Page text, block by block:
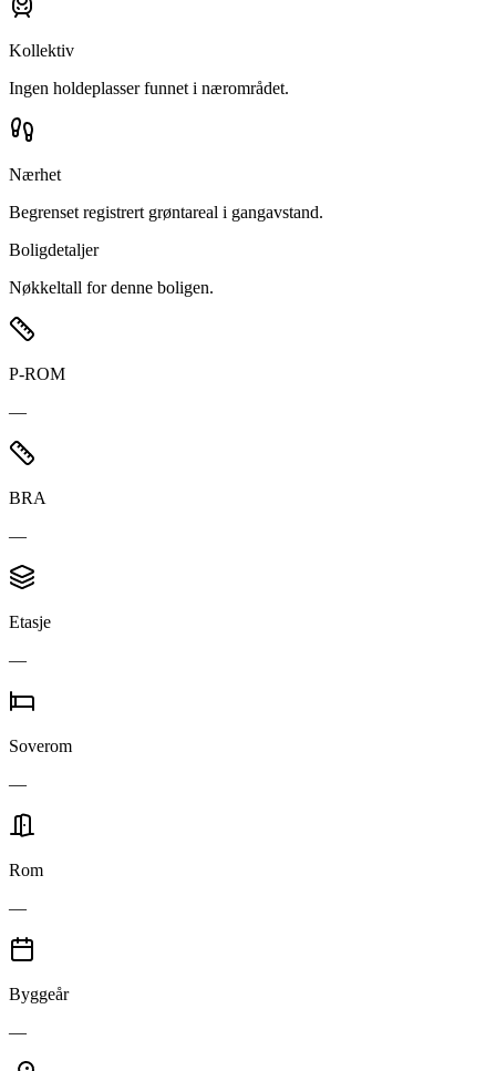
Kollektiv
Ingen holdeplasser funnet i nærområdet.
Nærhet
Begrenset registrert grøntareal i gangavstand.
Boligdetaljer
Nøkkeltall for denne boligen.
P-ROM
—
BRA
—
Etasje
—
Soverom
—
Rom
—
Byggeår
—